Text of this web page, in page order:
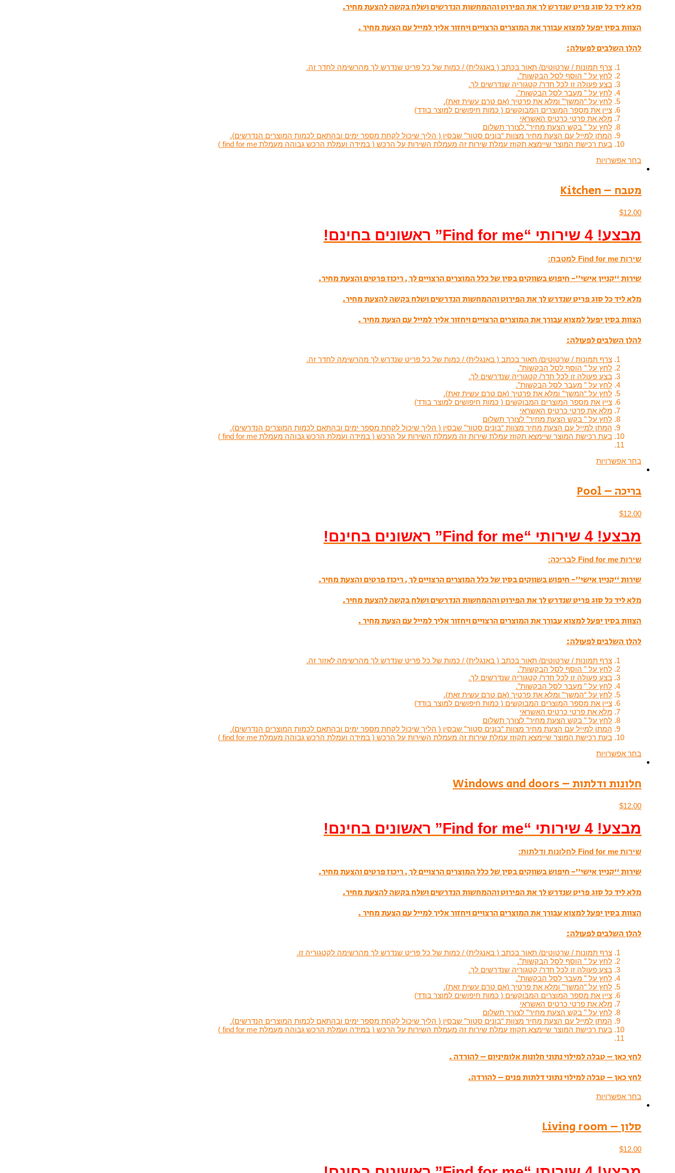
מלא ליד כל סוג פריט שנדרש לך את הפירוט וההמחשות הנדרשים ושלח בקשה להצעת מחיר.
הצוות בסין יפעל למצוא עבורך את המוצרים הרצויים ויחזור אליך למייל עם הצעת מחיר .
להלן השלבים לפעולה:
צרף תמונות / שרטוטים/ תאור בכתב ( באנגלית) / כמות של כל פריט שנדרש לך מהרשימה לחדר זה.
לחץ על ” הוסף לסל הבקשות”.
בצע פעולה זו לכל חדר/ קטגוריה שנדרשים לך.
לחץ על ” מעבר לסל הבקשות”.
לחץ על “המשך” ומלא את פרטיך (אם טרם עשית זאת).
ציין את מספר המוצרים המבוקשים ( כמות חיפושים למוצר בודד)
מלא את פרטי כרטיס האשראי
לחץ על ” בקש הצעת מחיר”.לצורך תשלום
המתן למייל עם הצעת מחיר מצוות “בונים סטור” שבסין ( הליך שיכול לקחת מספר ימים ובהתאם לכמות המוצרים הנדרשים).
בעת רכישת המוצר שיימצא תקוזז עמלת שירות זה מעמלת השירות על הרכש ( במידה ועמלת הרכש גבוהה מעמלת find for me )
בחר אפשרויות
מטבח – Kitchen
$12.00
מבצע! 4 שירותי “Find for me” ראשונים בחינם!
שירות Find for me למטבח:
שירות “קניין אישי”- חיפוש בשווקים בסין של כלל המוצרים הרצויים לך , ריכוז פרטים והצעת מחיר.
מלא ליד כל סוג פריט שנדרש לך את הפירוט וההמחשות הנדרשים ושלח בקשה להצעת מחיר.
הצוות בסין יפעל למצוא עבורך את המוצרים הרצויים ויחזור אליך למייל עם הצעת מחיר .
להלן השלבים לפעולה:
צרף תמונות / שרטוטים/ תאור בכתב ( באנגלית) / כמות של כל פריט שנדרש לך מהרשימה לחדר זה.
לחץ על ” הוסף לסל הבקשות”.
בצע פעולה זו לכל חדר/ קטגוריה שנדרשים לך.
לחץ על ” מעבר לסל הבקשות”.
לחץ על “המשך” ומלא את פרטיך (אם טרם עשית זאת).
ציין את מספר המוצרים המבוקשים ( כמות חיפושים למוצר בודד)
מלא את פרטי כרטיס האשראי
לחץ על ” בקש הצעת מחיר” לצורך תשלום
המתן למייל עם הצעת מחיר מצוות “בונים סטור” שבסין ( הליך שיכול לקחת מספר ימים ובהתאם לכמות המוצרים הנדרשים).
בעת רכישת המוצר שיימצא תקוזז עמלת שירות זה מעמלת השירות על הרכש ( במידה ועמלת הרכש גבוהה מעמלת find for me )
בחר אפשרויות
בריכה – Pool
$12.00
מבצע! 4 שירותי “Find for me” ראשונים בחינם!
שירות Find for me לבריכה:
שירות “קניין אישי”- חיפוש בשווקים בסין של כלל המוצרים הרצויים לך , ריכוז פרטים והצעת מחיר.
מלא ליד כל סוג פריט שנדרש לך את הפירוט וההמחשות הנדרשים ושלח בקשה להצעת מחיר.
הצוות בסין יפעל למצוא עבורך את המוצרים הרצויים ויחזור אליך למייל עם הצעת מחיר .
להלן השלבים לפעולה:
צרף תמונות / שרטוטים/ תאור בכתב ( באנגלית) / כמות של כל פריט שנדרש לך מהרשימה לאזור זה.
לחץ על ” הוסף לסל הבקשות”.
בצע פעולה זו לכל חדר/ קטגוריה שנדרשים לך.
לחץ על ” מעבר לסל הבקשות”.
לחץ על “המשך” ומלא את פרטיך (אם טרם עשית זאת).
ציין את מספר המוצרים המבוקשים ( כמות חיפושים למוצר בודד)
מלא את פרטי כרטיס האשראי
לחץ על ” בקש הצעת מחיר” לצורך תשלום
המתן למייל עם הצעת מחיר מצוות “בונים סטור” שבסין ( הליך שיכול לקחת מספר ימים ובהתאם לכמות המוצרים הנדרשים).
בעת רכישת המוצר שיימצא תקוזז עמלת שירות זה מעמלת השירות על הרכש ( במידה ועמלת הרכש גבוהה מעמלת find for me )
בחר אפשרויות
חלונות ודלתות – Windows and doors
$12.00
מבצע! 4 שירותי “Find for me” ראשונים בחינם!
שירות Find for me לחלונות ודלתות:
שירות “קניין אישי”- חיפוש בשווקים בסין של כלל המוצרים הרצויים לך , ריכוז פרטים והצעת מחיר.
מלא ליד כל סוג פריט שנדרש לך את הפירוט וההמחשות הנדרשים ושלח בקשה להצעת מחיר.
הצוות בסין יפעל למצוא עבורך את המוצרים הרצויים ויחזור אליך למייל עם הצעת מחיר .
להלן השלבים לפעולה:
צרף תמונות / שרטוטים/ תאור בכתב ( באנגלית) / כמות של כל פריט שנדרש לך מהרשימה לקטגוריה זו.
לחץ על ” הוסף לסל הבקשות”.
בצע פעולה זו לכל חדר/ קטגוריה שנדרשים לך.
לחץ על ” מעבר לסל הבקשות”.
לחץ על “המשך” ומלא את פרטיך (אם טרם עשית זאת).
ציין את מספר המוצרים המבוקשים ( כמות חיפושים למוצר בודד)
מלא את פרטי כרטיס האשראי
לחץ על ” בקש הצעת מחיר” לצורך תשלום
המתן למייל עם הצעת מחיר מצוות “בונים סטור” שבסין ( הליך שיכול לקחת מספר ימים ובהתאם לכמות המוצרים הנדרשים).
בעת רכישת המוצר שיימצא תקוזז עמלת שירות זה מעמלת השירות על הרכש ( במידה ועמלת הרכש גבוהה מעמלת find for me )
לחץ כאן – טבלה למילוי נתוני חלונות אלומיניום – להורדה .
לחץ כאן – טבלה למילוי נתוני דלתות פנים – להורדה.
בחר אפשרויות
סלון – Living room
$12.00